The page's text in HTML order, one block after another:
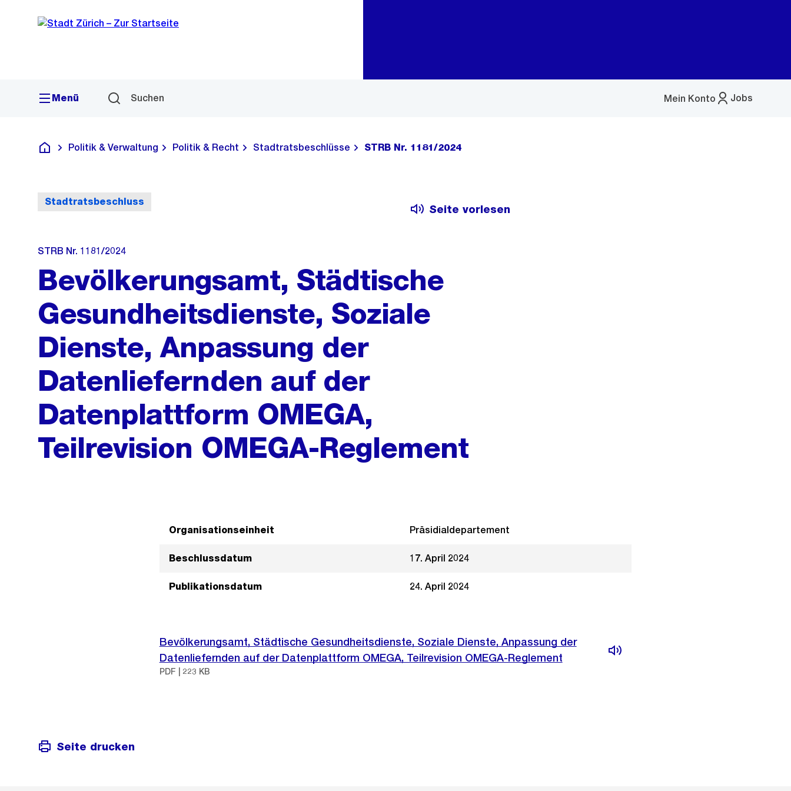
Navigation
Sprunglink
Menü Suchen Jobs
Mein Konto
Menü
Deutsch
Politik & Verwaltung Politik & Recht Stadtratsbeschlüsse STRB Nr. 1181/2024
Stadtratsbeschluss
Seite vorlesen
STRB Nr. 1181/2024
Bevölkerungsamt, Städtische
Gesundheitsdienste, Soziale
Dienste, Anpassung der
Datenliefernden auf der
Datenplattform OMEGA,
Teilrevision OMEGA-Reglement
Organisationseinheit Präsidialdepartement
Beschlussdatum 17. April 2024
Publikationsdatum 24. April 2024
Bevölkerungsamt, Städtische Gesundheitsdienste, Soziale Dienste, Anpassung der
Datenliefernden auf der Datenplattform OMEGA, Teilrevision OMEGA-Reglement
PDF | 223 KB
Seite drucken